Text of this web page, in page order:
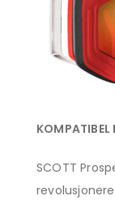
KOMPATIBEL
SCOTT